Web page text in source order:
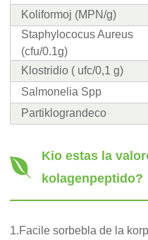
Koliformoj (MPN/g)
Staphylococus Aureus
(cfu/0.1g)
Klostridio ( ufc/0,1 g)
Salmonelia Spp
Partiklograndeco
Kio estas la
kolagenpeptido?
1.Facile sorbebla de la